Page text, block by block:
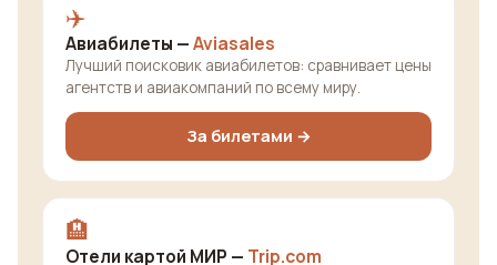
✈️
Авиабилеты —Aviasales
Лучший поисковик авиабилетов: сравнивает цены
агентств и авиакомпаний по всему миру.
За билетами →
🏨
Отели картой МИР — Trip.com